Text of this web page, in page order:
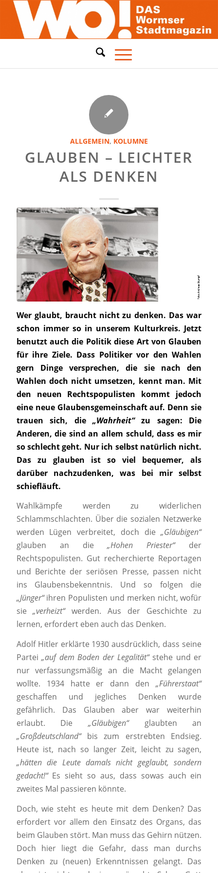
ALLGEMEIN, KOLUMNE
GLAUBEN – LEICHTER
ALS DENKEN
Wer glaubt, braucht nicht zu denken. Das war
schon immer so in unserem Kulturkreis. Jetzt
benutzt auch die Politik diese Art von Glauben
für ihre Ziele. Dass Politiker vor den Wahlen
gern Dinge versprechen, die sie nach den
Wahlen doch nicht umsetzen, kennt man. Mit
den neuen Rechtspopulisten kommt jedoch
eine neue Glaubensgemeinschaft auf. Denn sie
trauen sich, die „Wahrheit“zu sagen: Die
Anderen, die sind an allem schuld, dass es mir
so schlecht geht. Nur ich selbst natürlich nicht.
Das zu glauben ist so viel bequemer, als
darüber nachzudenken, was bei mir selbst
schiefläuft.
Wahlkämpfe werden zu widerlichen
Schlammschlachten. Über die sozialen Netzwerke
werden Lügen verbreitet, doch die„Gläubigen“
glauben an die„Hohen Priester“der
Rechtspopulisten. Gut recherchierte Reportagen
und Berichte der seriösen Presse, passen nicht
ins Glaubensbekenntnis. Und so folgen die
„Jünger“ihren Populisten und merken nicht, wofür
sie„verheizt“werden. Aus der Geschichte zu
lernen, erfordert eben auch das Denken.
Adolf Hitler erklärte 1930 ausdrücklich, dass seine
Partei „auf dem Boden der Legalität“stehe und er
nur verfassungsmäßig an die Macht gelangen
wollte. 1934 hatte er dann den„Führerstaat“
geschaffen und jegliches Denken wurde
gefährlich. Das Glauben aber war weiterhin
erlaubt. Die „Gläubigen“glaubten an
„Großdeutschland“bis zum erstrebten Endsieg.
Heute ist, nach so langer Zeit, leicht zu sagen,
„hätten die Leute damals nicht geglaubt, sondern
gedacht!“Es sieht so aus, dass sowas auch ein
zweites Mal passieren könnte.
Doch, wie steht es heute mit dem Denken? Das
erfordert vor allem den Einsatz des Organs, das
beim Glauben stört. Man muss das Gehirn nützen.
Doch hier liegt die Gefahr, dass man durchs
Denken zu (neuen) Erkenntnissen gelangt. Das